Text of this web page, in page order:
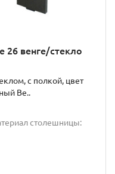
26 венге/стекло
с полкой, цвет
Be..
столешницы: